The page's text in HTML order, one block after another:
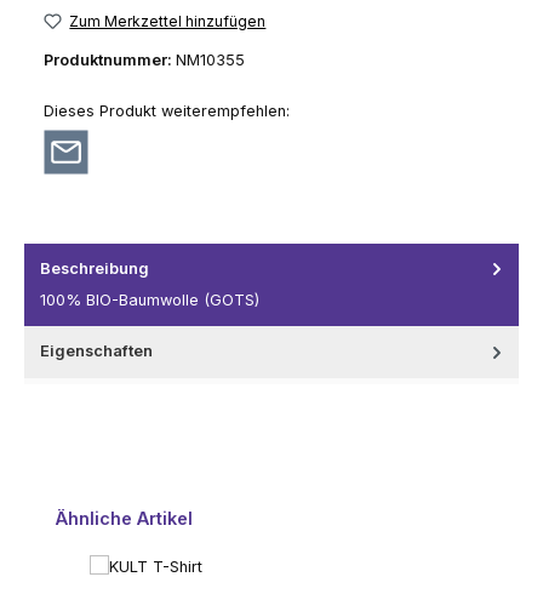
Zum Merkzettel hinzufügen
Produktnummer: NM10355
Dieses Produkt weiterempfehlen:
Beschreibung
100% BIO-Baumwolle (GOTS)
Eigenschaften
Produktgalerie überspringen
Ähnliche Artikel